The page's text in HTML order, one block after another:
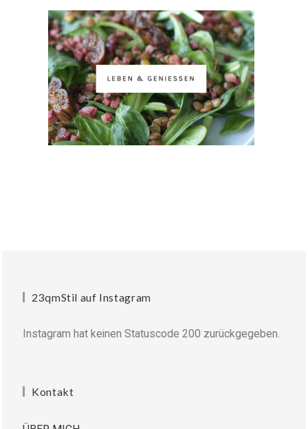
23qmStil auf Instagram
Instagram hat keinen Statuscode 200 zurückgegeben.
Kontakt